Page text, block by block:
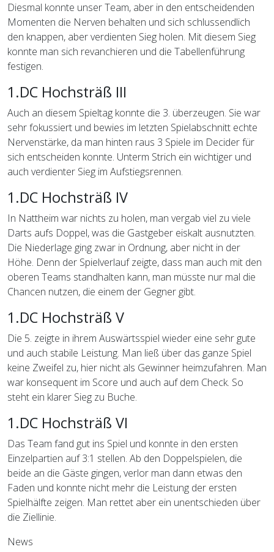
Diesmal konnte unser Team, aber in den entscheidenden
Momenten die Nerven behalten und sich schlussendlich
den knappen, aber verdienten Sieg holen. Mit diesem Sieg
konnte man sich revanchieren und die Tabellenführung
festigen.
1.DC Hochsträß III
Auch an diesem Spieltag konnte die 3. überzeugen. Sie war
sehr fokussiert und bewies im letzten Spielabschnitt echte
Nervenstärke, da man hinten raus 3 Spiele im Decider für
sich entscheiden konnte. Unterm Strich ein wichtiger und
auch verdienter Sieg im Aufstiegsrennen.
1.DC Hochsträß IV
In Nattheim war nichts zu holen, man vergab viel zu viele
Darts aufs Doppel, was die Gastgeber eiskalt ausnutzten.
Die Niederlage ging zwar in Ordnung, aber nicht in der
Höhe. Denn der Spielverlauf zeigte, dass man auch mit den
oberen Teams standhalten kann, man müsste nur mal die
Chancen nutzen, die einem der Gegner gibt.
1.DC Hochsträß V
Die 5. zeigte in ihrem Auswärtsspiel wieder eine sehr gute
und auch stabile Leistung. Man ließ über das ganze Spiel
keine Zweifel zu, hier nicht als Gewinner heimzufahren. Man
war konsequent im Score und auch auf dem Check. So
steht ein klarer Sieg zu Buche.
1.DC Hochsträß VI
Das Team fand gut ins Spiel und konnte in den ersten
Einzelpartien auf 3:1 stellen. Ab den Doppelspielen, die
beide an die Gäste gingen, verlor man dann etwas den
Faden und konnte nicht mehr die Leistung der ersten
Spielhälfte zeigen. Man rettet aber ein unentschieden über
die Ziellinie.
News